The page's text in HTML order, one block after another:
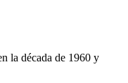
la década de 1960 y